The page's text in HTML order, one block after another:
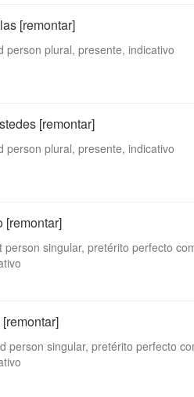
[remontar]
person plural, presente, indicativo
[remontar]
person plural, presente, indicativo
[remontar]
person singular, pretérito perfecto
[remontar]
person singular, pretérito perfecto